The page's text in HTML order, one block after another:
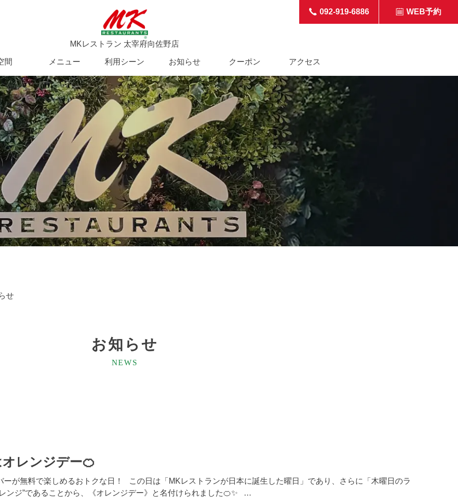
MKレストラン 太宰府向佐野店
間 メニュー 利用シーン お知らせ クーポン アクセス
092-919-6886 WEB予約
せ
お知らせ
NEWS
レンジデー🍊
ーが無料で楽しめるおトクな日！ この日は「MKレストランが日本に誕生した曜日」であり、さらに「木曜日のラ
ンジ”であることから、《オレンジデー》と名付けられました🍊✨ …